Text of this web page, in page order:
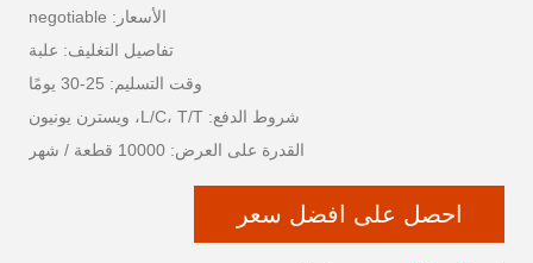
الأسعار: negotiable
تفاصيل التغليف: علبة
وقت التسليم: 25-30 يومًا
شروط الدفع: L/C، T/T، ويسترن يونيون
القدرة على العرض: 10000 قطعة / شهر
احصل على افضل سعر